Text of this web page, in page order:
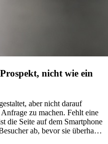
nicht wie ein
aber nicht darauf
zu machen. Fehlt eine
die Seite auf dem Smartphone
ab, bevor sie überhaupt